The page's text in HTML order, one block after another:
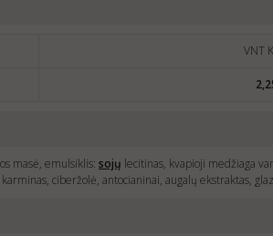
VNT
masė, emulsiklis: sojų lecitinas, kvapioji medžiaga
ciberžolė, antocianinai, augalų ekstraktas,